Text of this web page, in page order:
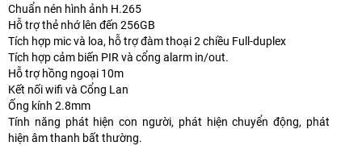
Chuẩn nén hình ảnh H.265
Hỗ trợ thẻ nhớ lên đến 256GB
Tích hợp mic và loa, hỗ trợ đàm thoại 2 chiều Full-duplex
Tích hợp cảm biến PIR và cổng alarm in/out.
Hỗ trợ hồng ngoại 10m
Kết nối wifi và Cổng Lan
Ống kính 2.8mm
Tính năng phát hiện con người, phát hiện chuyển động, phát
hiện âm thanh bất thường.